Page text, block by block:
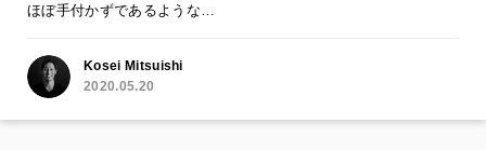
ほぼ手付かずであるような…
Kosei Mitsuishi
2020.05.20